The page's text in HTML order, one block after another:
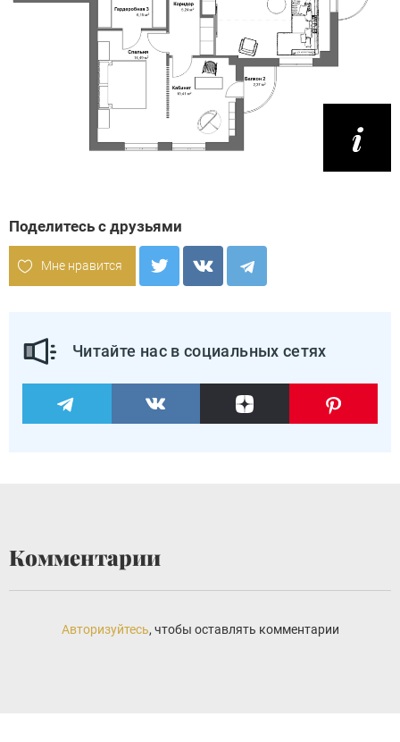
Поделитесь с друзьями
Мне нравится
Читайте нас в социальных сетях
Комментарии
Авторизуйтесь, чтобы оставлять комментарии